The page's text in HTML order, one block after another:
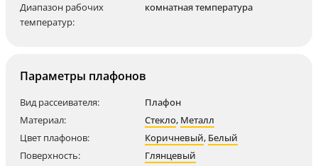
Диапазон рабочих
температур:
комнатная температура
Параметры плафонов
Вид рассеивателя:
Плафон
Материал:
Стекло, Металл
Цвет плафонов:
Коричневый, Белый
Поверхность:
Глянцевый